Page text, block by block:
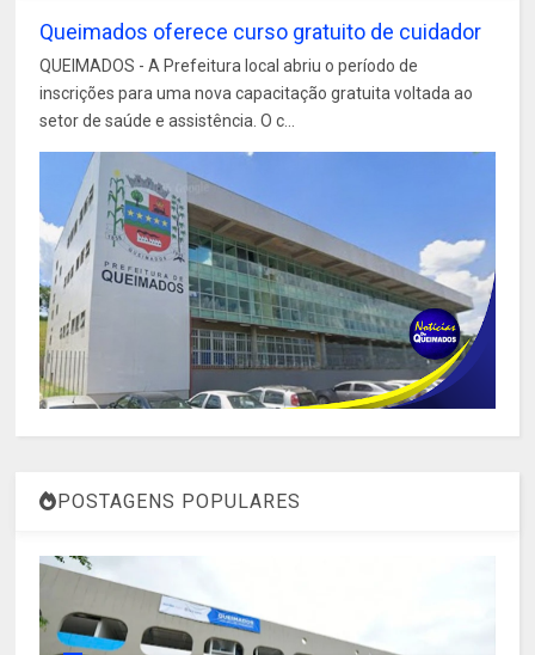
Queimados oferece curso gratuito de cuidador
QUEIMADOS - A Prefeitura local abriu o período de
inscrições para uma nova capacitação gratuita voltada ao
setor de saúde e assistência. O c...
POSTAGENS POPULARES